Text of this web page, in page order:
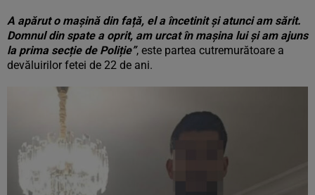
A apărut o mașină din față, el a încetinit și atunci am sărit.
Domnul din spate a oprit, am urcat în mașina lui și am ajuns
la prima secție de Poliție”, este partea cutremurătoare a
devăluirilor fetei de 22 de ani.